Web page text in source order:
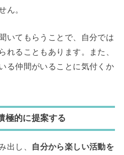
ん。
いてもらうことで、自分では
れることもあります。また、
る仲間がいることに気付くか
極的に提案する
出し、
自分から楽しい活動を